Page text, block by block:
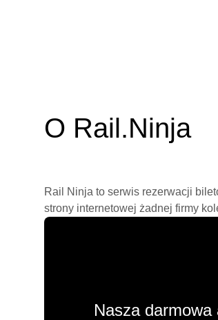
O Rail.Ninja
Rail Ninja to serwis rezerwacji
strony internetowej żadnej firmy
Nasza